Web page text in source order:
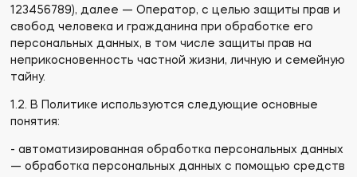
123456789), далее — Оператор, с целью защиты прав и
свобод человека и гражданина при обработке его
персональных данных, в том числе защиты прав на
неприкосновенность частной жизни, личную и семейную
тайну.
1.2. В Политике используются следующие основные
понятия:
- автоматизированная обработка персональных данных
— обработка персональных данных с помощью средств